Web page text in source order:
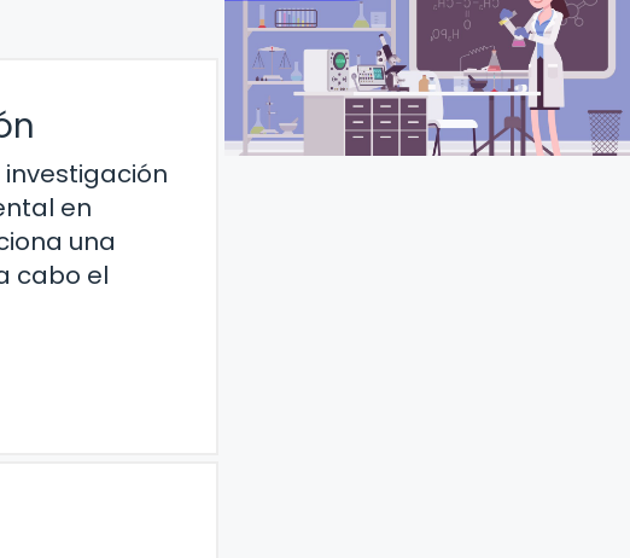
en
una
cabo el